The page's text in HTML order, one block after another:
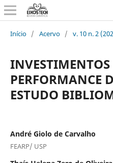
Início / Acervo / v. 10 n. 2
INVESTIMENTOS
PERFORMANCE
ESTUDO
André Giolo de Carvalho
FEARP/ USP